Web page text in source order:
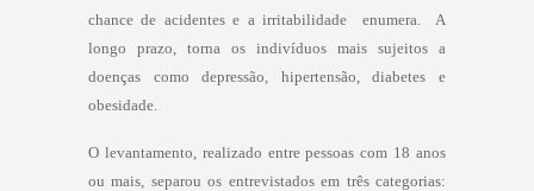
chance de acidentes e a irritabilidade  enumera.  A
longo prazo, torna os indivíduos mais sujeitos a
doenças como depressão, hipertensão, diabetes e
obesidade.
O levantamento, realizado entre pessoas com 18 anos
ou mais, separou os entrevistados em três categorias: